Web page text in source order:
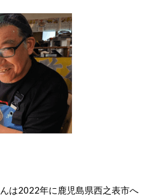
は2022年に鹿児島県西之表市へ